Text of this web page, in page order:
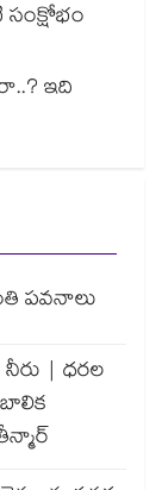
ఇది
పవనాలు
నీరు | ధరల
బాలిక